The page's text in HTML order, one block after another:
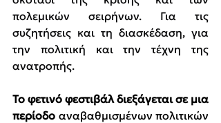
πολεμικών σειρήνων. Για τις
συζητήσεις και τη διασκέδαση, για
την πολιτική και την τέχνη της
ανατροπής.
Το φετινό φεστιβάλ διεξάγεται σε μια
περίοδο αναβαθμισμένων πολιτικών